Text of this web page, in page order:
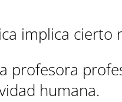
implica cierto
profesora
humana.